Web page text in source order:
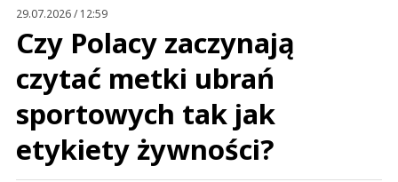
29.07.2026 / 12:59
Czy Polacy zaczynają
czytać metki ubrań
sportowych tak jak
etykiety żywności?